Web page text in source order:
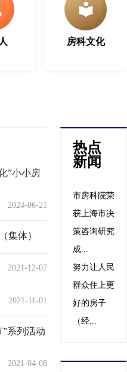
房科文化
”小小房
2024-06-21
集体）
2021-12-07
2021-11-01
系列活动
2021-04-08
热点
新闻
市房科院荣
获上海市决
策咨询研究
成...
努力让人民
群众住上更
好的房子
（经...